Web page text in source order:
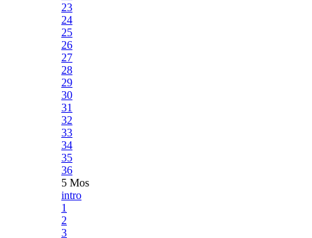
23
24
25
26
27
28
29
30
31
32
33
34
35
36
5 Mos
intro
1
2
3